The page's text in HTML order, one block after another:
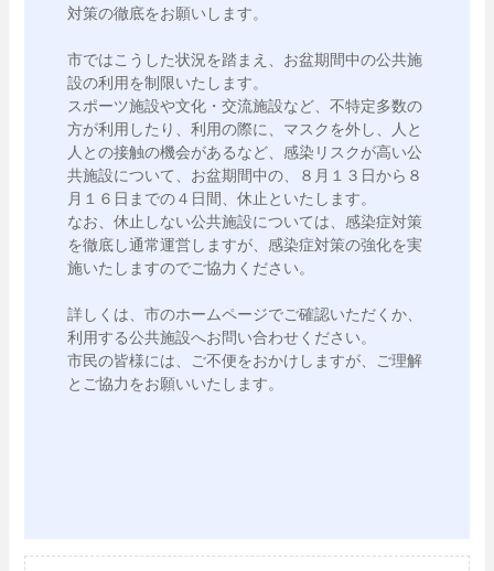
対策の徹底をお願いします。
市ではこうした状況を踏まえ、お盆期間中の公共施
設の利用を制限いたします。
スポーツ施設や文化・交流施設など、不特定多数の
方が利用したり、利用の際に、マスクを外し、人と
人との接触の機会があるなど、感染リスクが高い公
共施設について、お盆期間中の、８月１３日から８
月１６日までの４日間、休止といたします。
なお、休止しない公共施設については、感染症対策
を徹底し通常運営しますが、感染症対策の強化を実
施いたしますのでご協力ください。
詳しくは、市のホームページでご確認いただくか、
利用する公共施設へお問い合わせください。
市民の皆様には、ご不便をおかけしますが、ご理解
とご協力をお願いいたします。